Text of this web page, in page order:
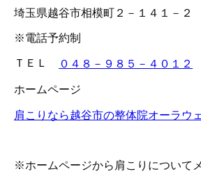
埼玉県越谷市相模町２－１４１－２
※電話予約制
ＴＥＬ ０４８－９８５－４０１２
ホームページ
肩こりなら越谷市の整体院オーラウ
※ホームページから肩こりについて